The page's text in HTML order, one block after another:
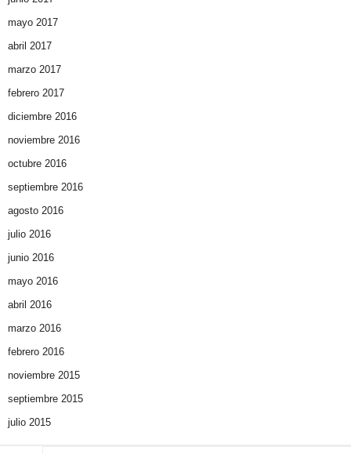
mayo 2017
abril 2017
marzo 2017
febrero 2017
diciembre 2016
noviembre 2016
octubre 2016
septiembre 2016
agosto 2016
julio 2016
junio 2016
mayo 2016
abril 2016
marzo 2016
febrero 2016
noviembre 2015
septiembre 2015
julio 2015